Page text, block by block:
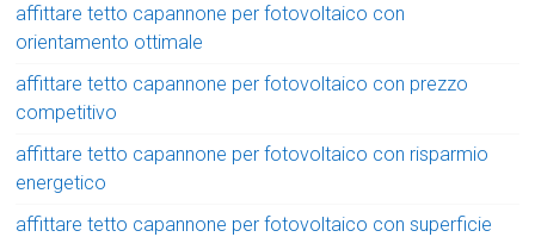
affittare tetto capannone per fotovoltaico con
orientamento ottimale
affittare tetto capannone per fotovoltaico con prezzo
competitivo
affittare tetto capannone per fotovoltaico con risparmio
energetico
affittare tetto capannone per fotovoltaico con superficie